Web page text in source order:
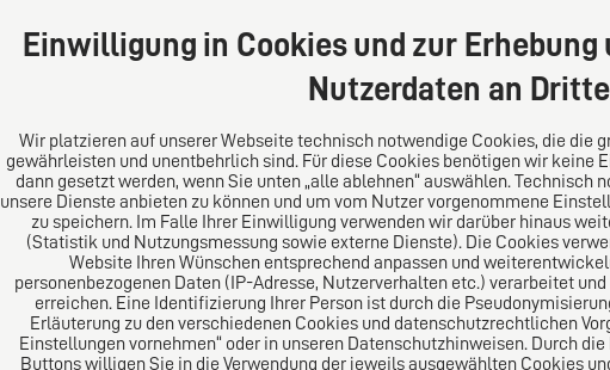
Über uns
Das Kanzlei-Vertrauensnetzwerk.
Aus Europa für die Welt. Für den
erfolgreichen Mittelstand.
Folgen Sie uns
Einwilligung in Cookies und zur Erhebung
Nutzerdaten an Dritte
Wir platzieren auf unserer Webseite technisch notwendige Cookies, die die
gewährleisten und unentbehrlich sind. Für diese Cookies benötigen wir keine
dann gesetzt werden, wenn Sie unten „alle ablehnen“ auswählen. Technisch
unsere Dienste anbieten zu können und um vom Nutzer vorgenommene
zu speichern. Im Falle Ihrer Einwilligung verwenden wir darüber hinaus
(Statistik und Nutzungsmessung sowie externe Dienste). Die Cookies
Website Ihren Wünschen entsprechend anpassen und
personenbezogenen Daten (IP-Adresse, Nutzerverhalten etc.) verarbeitet
erreichen. Eine Identifizierung Ihrer Person ist durch die
Erläuterung zu den verschiedenen Cookies und datenschutzrechtlichen
Einstellungen vornehmen“ oder in unseren Datenschutzhinweisen. Durch
Buttons willigen Sie in die Verwendung der jeweils ausgewählten Cookies